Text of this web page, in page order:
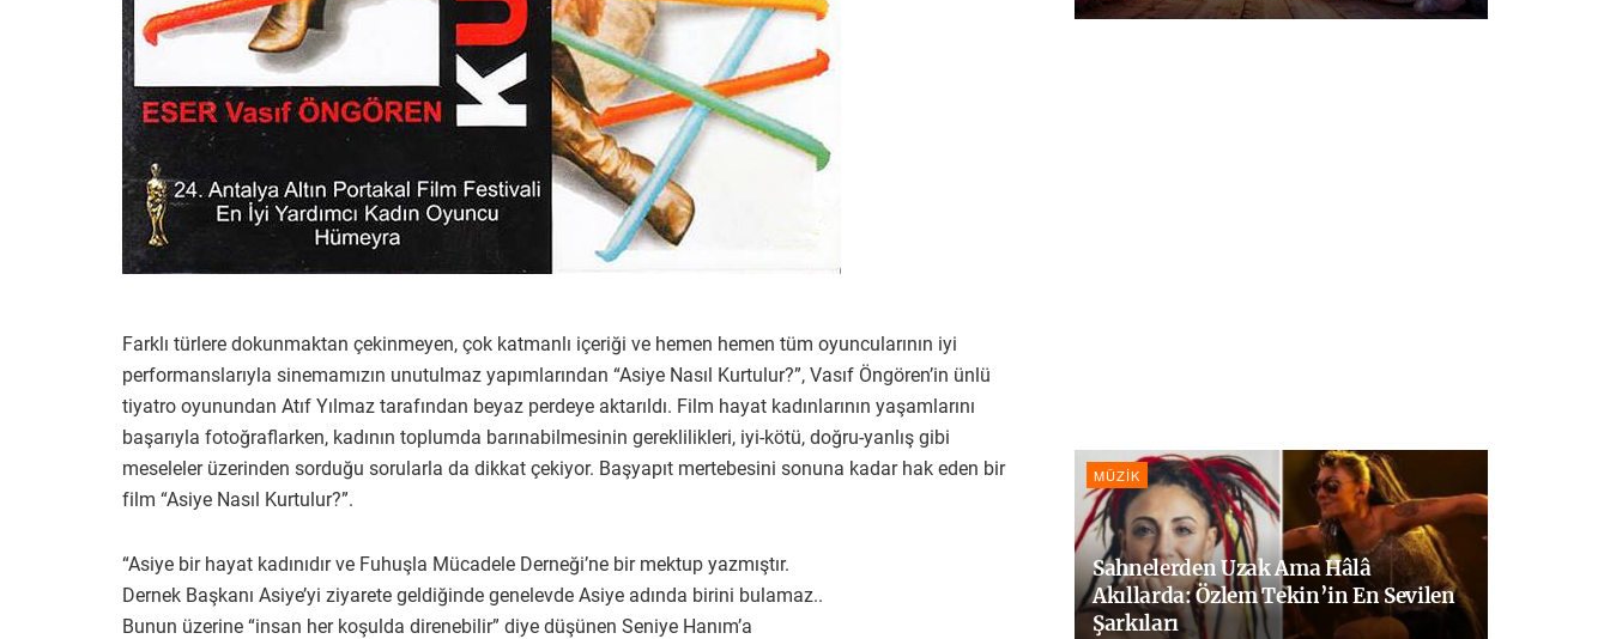
Farklı türlere dokunmaktan çekinmeyen, çok katmanlı içeriği ve hemen hemen tüm oyuncularının iyi
performanslarıyla sinemamızın unutulmaz yapımlarından “Asiye Nasıl Kurtulur?”, Vasıf Öngören’in ünlü
tiyatro oyunundan Atıf Yılmaz tarafından beyaz perdeye aktarıldı. Film hayat kadınlarının yaşamlarını
başarıyla fotoğraflarken, kadının toplumda barınabilmesinin gereklilikleri, iyi-kötü, doğru-yanlış gibi
meseleler üzerinden sorduğu sorularla da dikkat çekiyor. Başyapıt mertebesini sonuna kadar hak eden bir
film “Asiye Nasıl Kurtulur?”.
“Asiye bir hayat kadınıdır ve Fuhuşla Mücadele Derneği’ne bir mektup yazmıştır.
Dernek Başkanı Asiye’yi ziyarete geldiğinde genelevde Asiye adında birini bulamaz..
Bunun üzerine “insan her koşulda direnebilir” diye düşünen Seniye Hanım’a
MÜZIK
Sahnelerden Uzak Ama Hâlâ
Akıllarda: Özlem Tekin’in En Sevilen
Şarkıları